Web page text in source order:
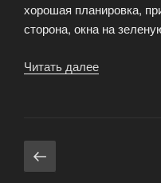
хорошая планировка,
сторона, окна на
Читать далее
Навигация
постраница